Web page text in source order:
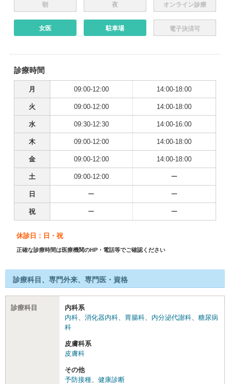
朝 夜 オンライン診療
女医 駐車場 電子決済可
診療時間
月 09:00-12:00 14:00-18:00
火 09:00-12:00 14:00-18:00
水 09:30-12:30 14:00-16:00
木 09:00-12:00 14:00-18:00
金 09:00-12:00 14:00-18:00
土 09:00-12:00 ー
日 ー ー
祝 ー ー
休診日：日・祝
正確な診療時間は医療機関のHP・電話等でご確認ください
診療科目、専門外来、専門医・資格
診療科目
内科系
内科
消化器内科 胃腸科 内分泌代謝科
糖尿病
科
皮膚科系
皮膚科
その他
予防接種
健康診断